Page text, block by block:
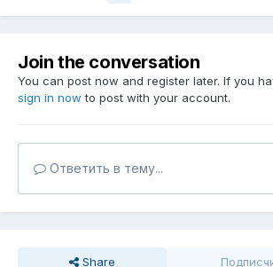
Join the conversation
You can post now and register later. If you
sign in now to post with your account.
Ответить в тему...
Share